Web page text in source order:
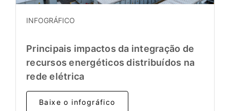
INFOGRÁFICO
Principais impactos da integração de
recursos energéticos distribuídos na
rede elétrica
Baixe o infográfico